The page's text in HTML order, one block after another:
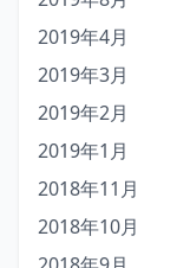
2019年4月
2019年3月
2019年2月
2019年1月
2018年11月
2018年10月